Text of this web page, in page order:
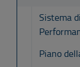
Sistema
Piano